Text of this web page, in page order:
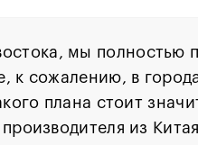
мы
к сожалению, в
плана стоит
из